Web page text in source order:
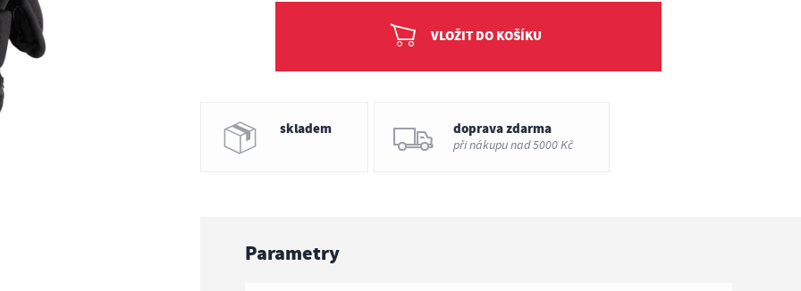
VLOŽIT DO KOŠÍKU
skladem doprava zdarma
při nákupu nad 5000 Kč
Parametry